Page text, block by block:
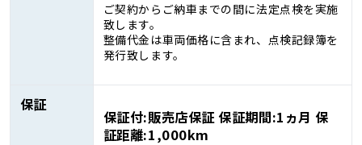
ご契約からご納車までの間に法定点検を実施
致します。
整備代金は車両価格に含まれ、点検記録簿を
発行致します。
保証
保証付:販売店保証 保証期間:1ヵ月 保
証距離:1,000km